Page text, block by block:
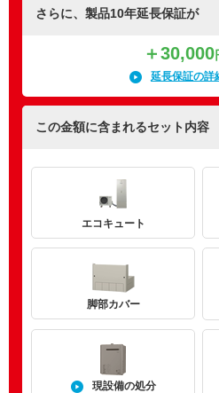
さらに、製品10年延長保証が
＋30,000
延長保証の詳
この金額に含まれるセット内容
エコキュート
脚部カバー
現設備の処分